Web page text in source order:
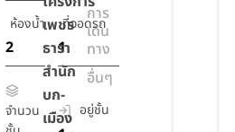
ห้องน้ำ
2
ที่จอดรถ
1
จำนวน
อยู่ชั้น
เพชร
ธารา
สำนัก
บก-
เมือง
การ
เดิน
ทาง
อื่นๆ